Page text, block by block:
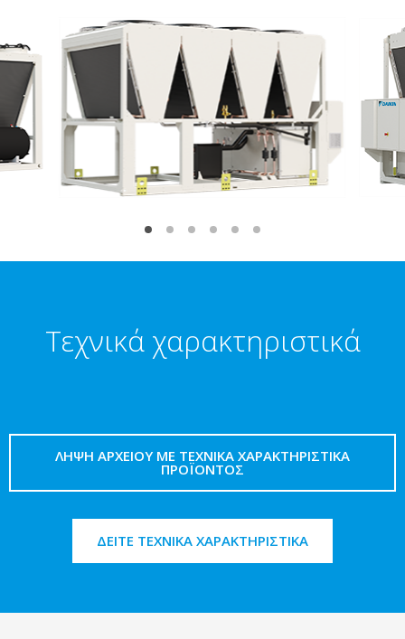
Τεχνικά χαρακτηριστικά
ΛΉΨΗ ΑΡΧΕΊΟΥ ΜΕ ΤΕΧΝΙΚΆ ΧΑΡΑΚΤΗΡΙΣΤΙΚΆ
ΠΡΟΪΌΝΤΟΣ
ΔΕΊΤΕ ΤΕΧΝΙΚΆ ΧΑΡΑΚΤΗΡΙΣΤΙΚΆ